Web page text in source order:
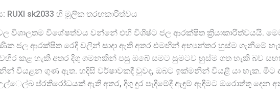
sk2033 හි මූලික තරඟකාරිත්වය
විශාලතම විශේෂත්වය වන්නේ එහි විශිෂ්ට ජල ආරක්ෂිත ක්‍රියාකාරිත්වයයි.
ජල ආරක්ෂිත රෙදි වලින් සාදා ඇති අතර එමඟින් අභ්‍යන්තර හුස්ම ගැනීමේ
කළ හැකි අතර දිගු ගමනකින් පසු ඔබේ සමට සුමටව හුස්ම ගත හැකි බව
වියළන ගුණ ඇත. හදිසි වර්ෂාවකදී වුවද, ඔබට ඉක්මනින් වියළී යා හැක. මීට
ප්රතිරෝධයක් ඇති අතර, දිගු දුර පැදීමේදී ඇඳුම් ඇඳීමට ඔරොත්තු දෙන